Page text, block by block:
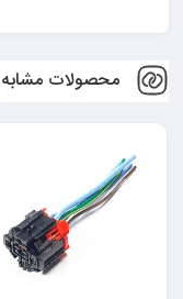
محصولات مشابه